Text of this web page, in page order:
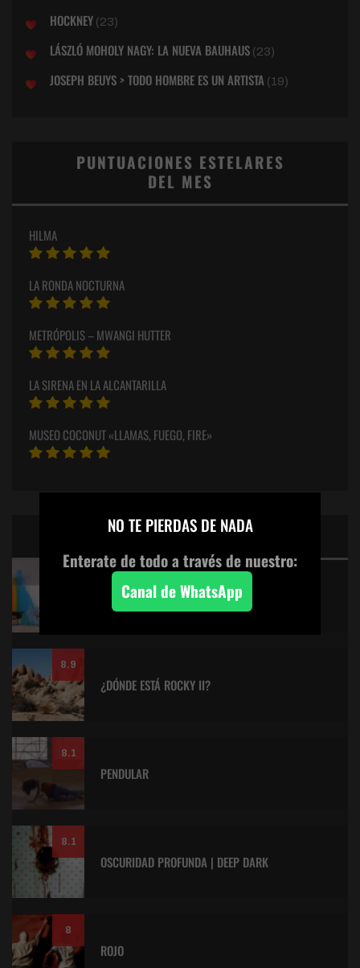
HOCKNEY (23)
LÁSZLÓ MOHOLY NAGY: LA NUEVA BAUHAUS (23)
JOSEPH BEUYS > TODO HOMBRE ES UN ARTISTA (19)
PUNTUACIONES ESTELARES
DEL MES
HILMA
LA RONDA NOCTURNA
METRÓPOLIS – MWANGI HUTTER
LA SIRENA EN LA ALCANTARILLA
MUSEO COCONUT «LLAMAS, FUEGO, FIRE»
CINE: TOP 5 DE LALULULA
KITANO > AQUILES Y LA TORTUGA
8.9
¿DÓNDE ESTÁ ROCKY II?
8.1
PENDULAR
8.1
OSCURIDAD PROFUNDA | DEEP DARK
8
ROJO
NO TE PIERDAS DE NADA
Enterate de todo a través de nuestro:
Canal de WhatsApp